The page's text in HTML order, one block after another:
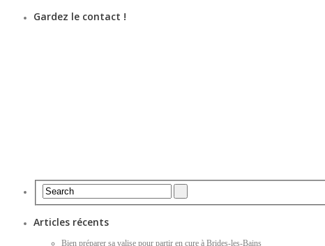
Gardez le contact !
Articles récents
Bien préparer sa valise pour partir en cure à Brides-les-Bains